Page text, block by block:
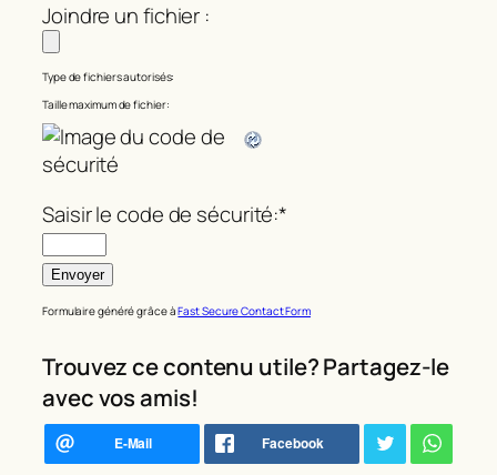
Joindre un fichier :
Type de fichiers autorisés:
Taille maximum de fichier:
Saisir le code de sécurité:*
Formulaire généré grâce àFast Secure Contact Form
Trouvez ce contenu utile? Partagez-le
avec vos amis!